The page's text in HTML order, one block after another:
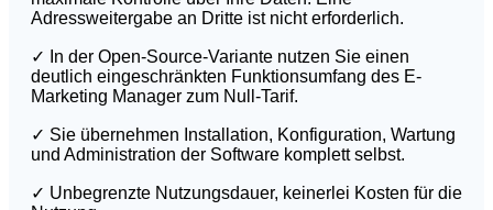
Adressweitergabe an Dritte ist nicht erforderlich.
✓
In der Open-Source-Variante nutzen Sie einen
deutlich eingeschränkten Funktionsumfang des E-
Marketing Manager zum Null-Tarif.
✓ Sie übernehmen Installation, Konfiguration, Wartung
und Administration der Software komplett selbst.
✓ Unbegrenzte Nutzungsdauer, keinerlei Kosten für die